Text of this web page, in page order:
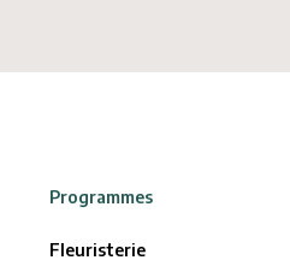
Programmes
Fleuristerie